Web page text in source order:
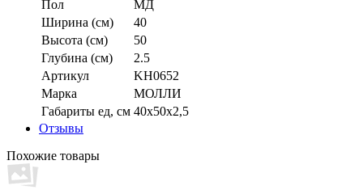
Пол
МД
Ширина (см)
40
Высота (см)
50
Глубина (см)
2.5
Артикул
KH0652
Марка
МОЛЛИ
Габариты ед, см 40х50х2,5
Отзывы
Похожие товары